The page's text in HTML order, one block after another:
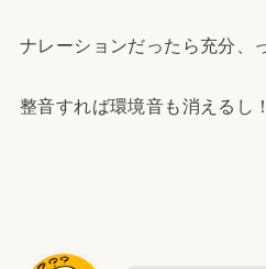
ナレーションだったら充分、
整音すれば環境音も消えるし！